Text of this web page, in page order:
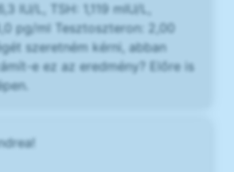
IU/L, TSH: 1,119 mIU/L,
pg/ml Tesztoszteron: 2,00
szeretném kérni, abban
e ez az eredmény? Előre is